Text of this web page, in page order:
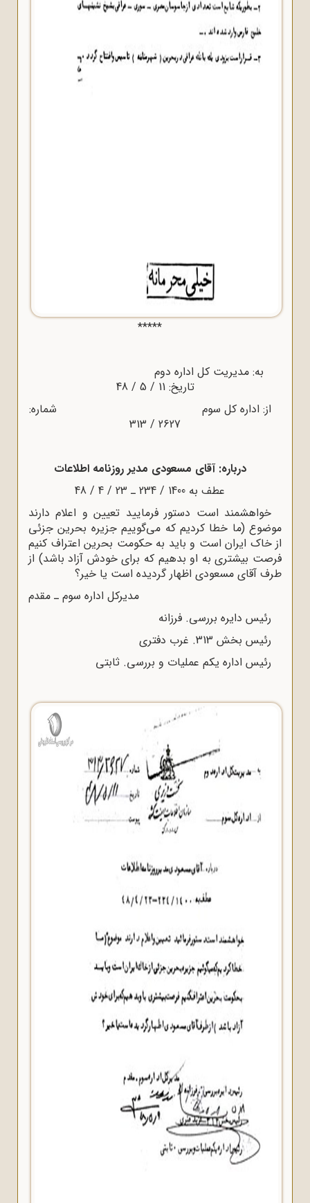
*****
به: مدیریت کل اداره دوم
تاریخ: 11 / 5 / 48
از: اداره کل سوم شماره:
2627 / 313
درباره: آقای مسعودی مدیر روزنامه اطلاعات
عطف به 1400 / 234 ـ 23 / 4 / 48
خواهشمند است دستور فرمایید تعیین و اعلام دارند
موضوع (ما خطا کردیم که می‌گوییم جزیره بحرین جزئی
از خاک ایران است و باید به حکومت بحرین اعتراف کنیم
فرصت بیشتری به او بدهیم که برای خودش آزاد باشد) از
طرف آقای مسعودی اظهار گردیده است یا خیر؟
مدیرکل اداره سوم ـ مقدم
رئیس دایره بررسی. فرزانه
رئیس بخش 313. غرب دفتری
رئیس اداره یکم عملیات و بررسی. ثابتی